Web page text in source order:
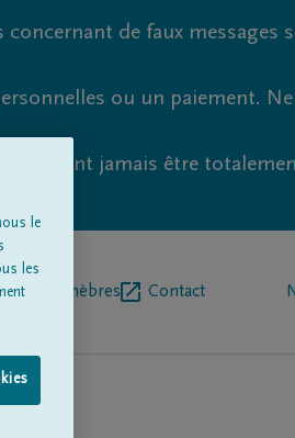
de faux messages
ou un paiement. Ne
peuvent jamais être
funèbres Contact
le
les